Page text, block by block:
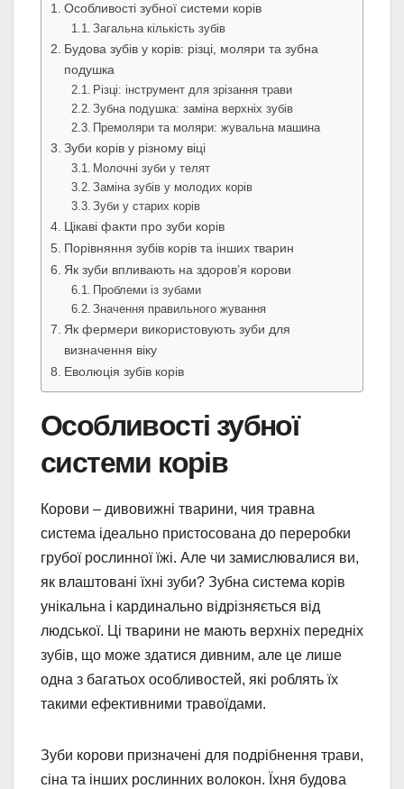
Особливості зубної системи корів
Загальна кількість зубів
Будова зубів у корів: різці, моляри та зубна
подушка
Різці: інструмент для зрізання трави
Зубна подушка: заміна верхніх зубів
Премоляри та моляри: жувальна машина
Зуби корів у різному віці
Молочні зуби у телят
Заміна зубів у молодих корів
Зуби у старих корів
Цікаві факти про зуби корів
Порівняння зубів корів та інших тварин
Як зуби впливають на здоров’я корови
Проблеми із зубами
Значення правильного жування
Як фермери використовують зуби для
визначення віку
Еволюція зубів корів
Особливості зубної
системи корів
Корови – дивовижні тварини, чия травна
система ідеально пристосована до переробки
грубої рослинної їжі. Але чи замислювалися ви,
як влаштовані їхні зуби? Зубна система корів
унікальна і кардинально відрізняється від
людської. Ці тварини не мають верхніх передніх
зубів, що може здатися дивним, але це лише
одна з багатьох особливостей, які роблять їх
такими ефективними травоїдами.
Зуби корови призначені для подрібнення трави,
сіна та інших рослинних волокон. Їхня будова